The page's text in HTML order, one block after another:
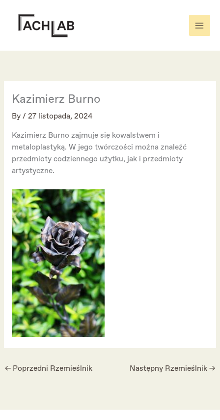
content
Kazimierz Burno
By/ 27 listopada, 2024
Kazimierz Burno zajmuje się kowalstwem i
metaloplastyką. W jego twórczości można znaleźć
przedmioty codziennego użytku, jak i przedmioty
artystyczne.
← Poprzedni Rzemieślnik Następny Rzemieślnik→